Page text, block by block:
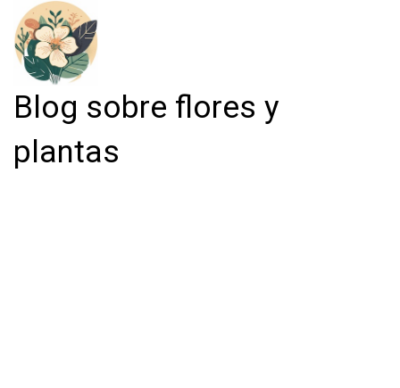
Blog sobre flores y
plantas